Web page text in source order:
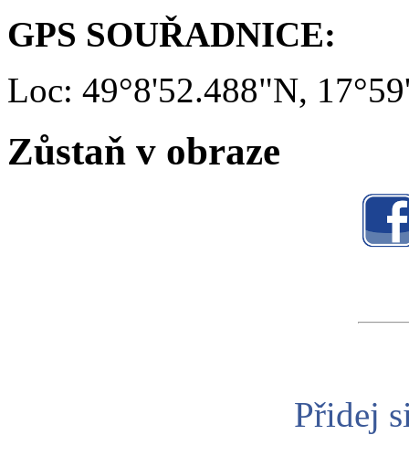
GPS SOUŘADNICE:
Loc: 49°8'52.488"N,
Zůstaň v obraze
Přidej